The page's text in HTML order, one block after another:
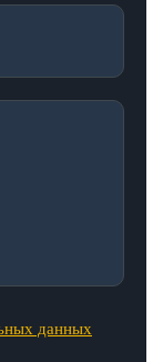
данных